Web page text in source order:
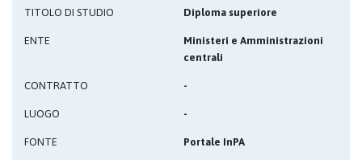
TITOLO DI STUDIO Diploma superiore
ENTE
Ministeri e Amministrazioni
centrali
CONTRATTO -
LUOGO -
FONTE Portale InPA